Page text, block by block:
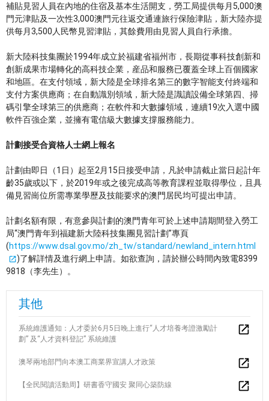
補貼見習人員在內地的住宿及基本生活開支，勞工局提供每月5,000澳
門元津貼及一次性3,000澳門元往返交通連旅行保險津貼，新大陸亦提
供每月3,500人民幣見習津貼，其餘費用由見習人員自行承擔。
新大陸科技集團於1994年成立於福建省福州市，長期從事科技創新和
創新成果市場轉化的高科技企業，産品和服務已覆蓋全球上百個國家
和地區。在支付領域，新大陸是全球排名第三的數字智能支付終端和
支付方案供應商；在自動識別領域，新大陸是識讀設備全球第四、掃
碼引擎全球第三的供應商；在軟件和大數據領域，連續19次入選中國
軟件百強企業，並擁有電信級大數據支撐服務能力。
計劃接受合資格人士網上報名
計劃由即日（1日）起至2月15日接受申請，凡於申請截止當日起計年
齡35歲或以下，於2019年或之後完成高等教育課程並取得學位，且具
備見習崗位所需專業學歷及技能要求的澳門居民均可提出申請。
計劃名額有限，有意參與計劃的澳門青年可於上述申請期間登入勞工
局“澳門青年到福建新大陸科技集團見習計劃”專頁
(https://www.dsal.gov.mo/zh_tw/standard/newland_intern.html
)了解詳情及進行網上申請。如欲查詢，請於辦公時間內致電8399
9818（李先生）。
其他
系統維護通知：人才委於6月5日晚上進行“人才培養考證激勵計
劃” 及“人才資料登記” 系統維護
澳琴兩地部門向本澳工商業界宣講人才政策
【全民閱讀活動周】研書香守國安 聚同心築防線